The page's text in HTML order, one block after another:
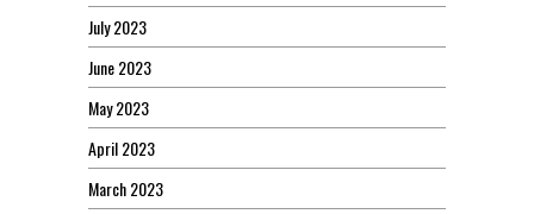
July 2023
June 2023
May 2023
April 2023
March 2023